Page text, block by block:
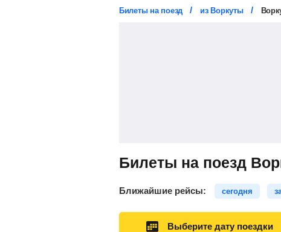
Билеты на поезд из Воркуты
Билеты на поезд
Ближайшие рейсы: сегодня
Выберите дату поездки